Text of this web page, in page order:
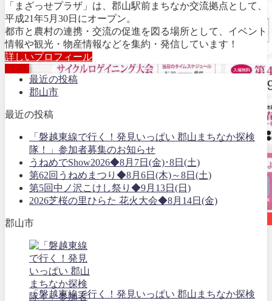
イベント開催
「まざっせプラザ」は、郡山駅前まちなか交流拠点として、
平成21年5月30日にオープン。
都市と農村の連携・交流の促進を図る場所として、イベント
情報や観光・物産情報などを集約・発信しています！
詳しいプロフィール
最近の投稿
郡山市
最近の投稿
「磐越東線で行く！発見いっぱい 郡山まちなか探検
隊！」参加者募集のお知らせ
うねめでShow2026◆8月7日(金)･8日(土)
第62回うねめまつり◆8月6日(木)～8日(土)
第5回中ノ沢こけし祭り◆9月13日(日)
2026芝桜の里ひらた 花火大会◆8月14日(金)
郡山市
「磐越東線で行く！発見いっぱい 郡山まちなか探検